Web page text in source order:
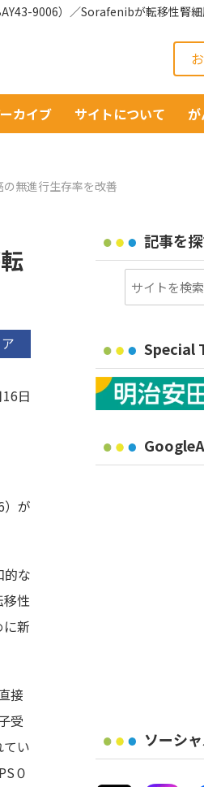
9006）／Sorafenibが転移性腎
カイブ サイトについて
無進行生存率を改善
日
）が
的な
移性
新
接
受
い
０
記事を
Special
ソーシ